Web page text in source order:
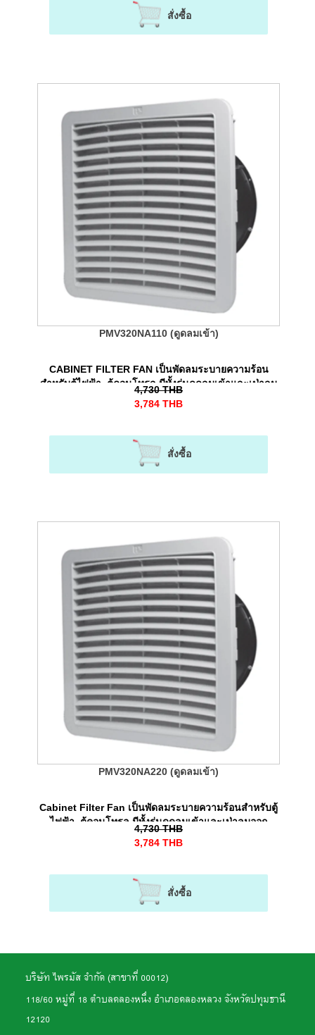
สั่งซื้อ
PMV320NA110 (ดูดลมเข้า)
CABINET FILTER FAN เป็นพัดลมระบายความร้อน
สำหรับตู้ไฟฟ้า, ตู้คอนโทรล มีทั้งรุ่นดูดลมเข้าและเป่าลม
ออก
4,730 THB
3,784 THB
สั่งซื้อ
PMV320NA220 (ดูดลมเข้า)
Cabinet Filter Fan เป็นพัดลมระบายความร้อนสำหรับตู้
ไฟฟ้า, ตู้คอนโทรล มีทั้งรุ่นดูดลมเข้าและเป่าลมออก
4,730 THB
3,784 THB
สั่งซื้อ
บริษัท ไพรมัส จำกัด (สาขาที่ 00012)
118/60 หมู่ที่ 18 ตำบลคลองหนึ่ง อำเภอคลองหลวง จังหวัดปทุมธานี
12120